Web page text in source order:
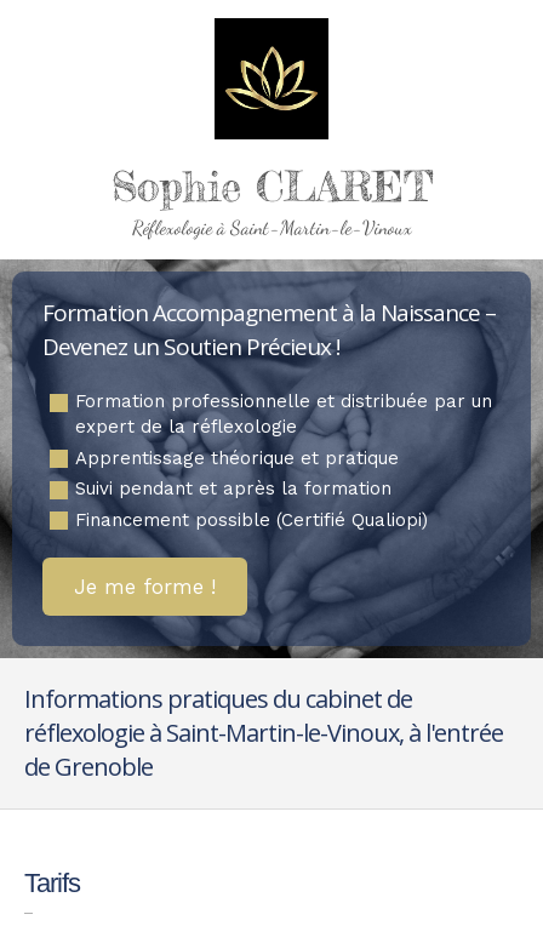
Sophie CLARET
Réflexologie à Saint-Martin-le-Vinoux
Formation Accompagnement à la Naissance –
Devenez un Soutien Précieux !
Formation professionnelle et distribuée par un
expert de la réflexologie
Apprentissage théorique et pratique
Suivi pendant et après la formation
Financement possible (Certifié Qualiopi)
Je me forme !
Informations pratiques du cabinet de
réflexologie à Saint-Martin-le-Vinoux, à l'entrée
de Grenoble
Tarifs